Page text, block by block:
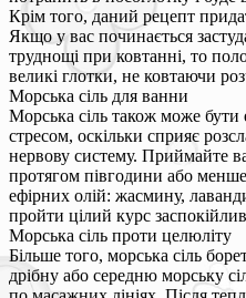
Крім того, даний рецепт
Якщо у вас починається
труднощі при ковтанні, то
великі глотки, не ковтаючи
Морська сіль для ванни
Морська сіль також може бути
стресом, оскільки сприяє
нервову систему. Приймайте
протягом півгодини або
ефірних олій: жасмину,
пройти цілий курс
Морська сіль проти целюліту
Більше того, морська сіль
дрібну або середню морську